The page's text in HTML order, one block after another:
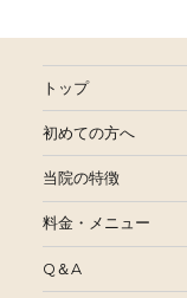
トップ
初めての方へ
当院の特徴
料金・メニュー
Q＆A